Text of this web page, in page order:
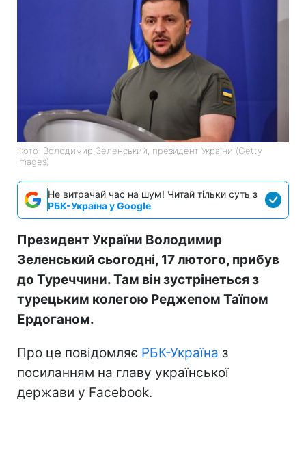
Фото: Володимир Зеленський, президент України (Getty
Images)
Не витрачай час на шум! Читай тільки суть з
РБК-Україна у Google
Президент України Володимир
Зеленський сьогодні, 17 лютого, прибув
до Туреччини. Там він зустрінеться з
турецьким колегою Реджепом Таїпом
Ердоганом.
Про це повідомляє РБК-Україна з
посиланням на главу української
держави у Facebook.